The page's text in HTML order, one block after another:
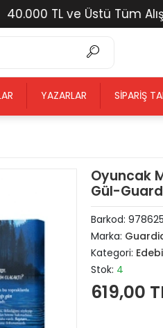
TL ve Üstü Tüm
YAZARLAR SIPARIŞ
Oyuncak
Gül-
Barkod:
Marka:
Kategori:
Stok: 4
619,00